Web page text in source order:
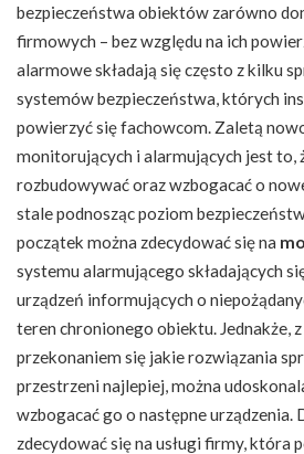
bezpieczeństwa obiektów zarówno
firmowych – bez względu na ich
alarmowe składają się często z kilku
systemów bezpieczeństwa, których
powierzyć się fachowcom. Zaletą
monitorujących i alarmujących jest to,
rozbudowywać oraz wzbogacać o
stale podnosząc poziom
początek można zdecydować się na
systemu alarmującego składających
urządzeń informujących o
teren chronionego obiektu. Jednakże,
przekonaniem się jakie rozwiązania
przestrzeni najlepiej, można
wzbogacać go o następne
zdecydować się na usługi firmy, która